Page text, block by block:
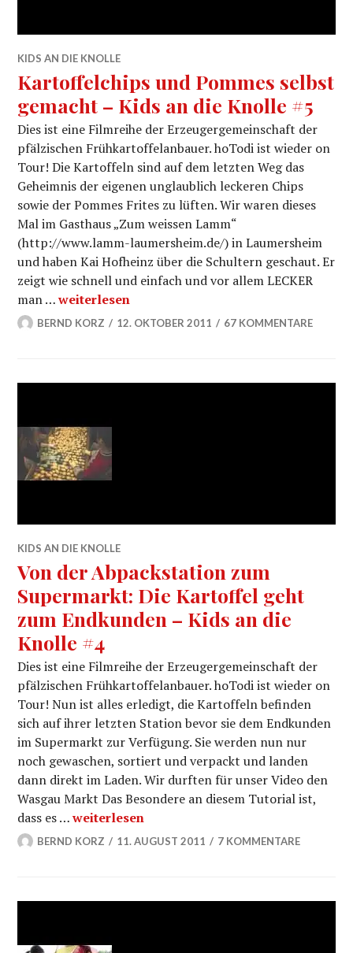
KIDS AN DIE KNOLLE
Kartoffelchips und Pommes selbst
gemacht – Kids an die Knolle #5
Dies ist eine Filmreihe der Erzeugergemeinschaft der
pfälzischen Frühkartoffelanbauer. hoTodi ist wieder on
Tour! Die Kartoffeln sind auf dem letzten Weg das
Geheimnis der eigenen unglaublich leckeren Chips
sowie der Pommes Frites zu lüften. Wir waren dieses
Mal im Gasthaus „Zum weissen Lamm“
(http://www.lamm-laumersheim.de/) in Laumersheim
und haben Kai Hofheinz über die Schultern geschaut. Er
zeigt wie schnell und einfach und vor allem LECKER
man …Kartoffelchips und Pommes selbst gemacht –
weiterlesen
BERND KORZ 12. OKTOBER 2011 67 KOMMENTARE
KIDS AN DIE KNOLLE
Von der Abpackstation zum
Supermarkt: Die Kartoffel geht
zum Endkunden – Kids an die
Knolle #4
Dies ist eine Filmreihe der Erzeugergemeinschaft der
pfälzischen Frühkartoffelanbauer. hoTodi ist wieder on
Tour! Nun ist alles erledigt, die Kartoffeln befinden
sich auf ihrer letzten Station bevor sie dem Endkunden
im Supermarkt zur Verfügung. Sie werden nun nur
noch gewaschen, sortiert und verpackt und landen
dann direkt im Laden. Wir durften für unser Video den
Wasgau Markt Das Besondere an diesem Tutorial ist,
dass es …Von der Abpackstation zum Supermarkt:
weiterlesen
BERND KORZ 11. AUGUST 2011 7 KOMMENTARE